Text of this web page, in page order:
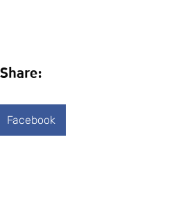
Share:
Facebook